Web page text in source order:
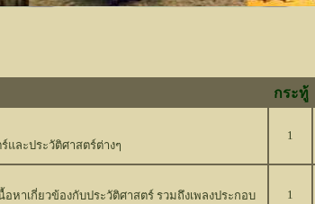
กระทู้
ละประวัติศาสตร์ต่างๆ
1
หาเกี่ยวข้องกับประวัติศาสตร์ รวมถึงเพลงประกอบ
1